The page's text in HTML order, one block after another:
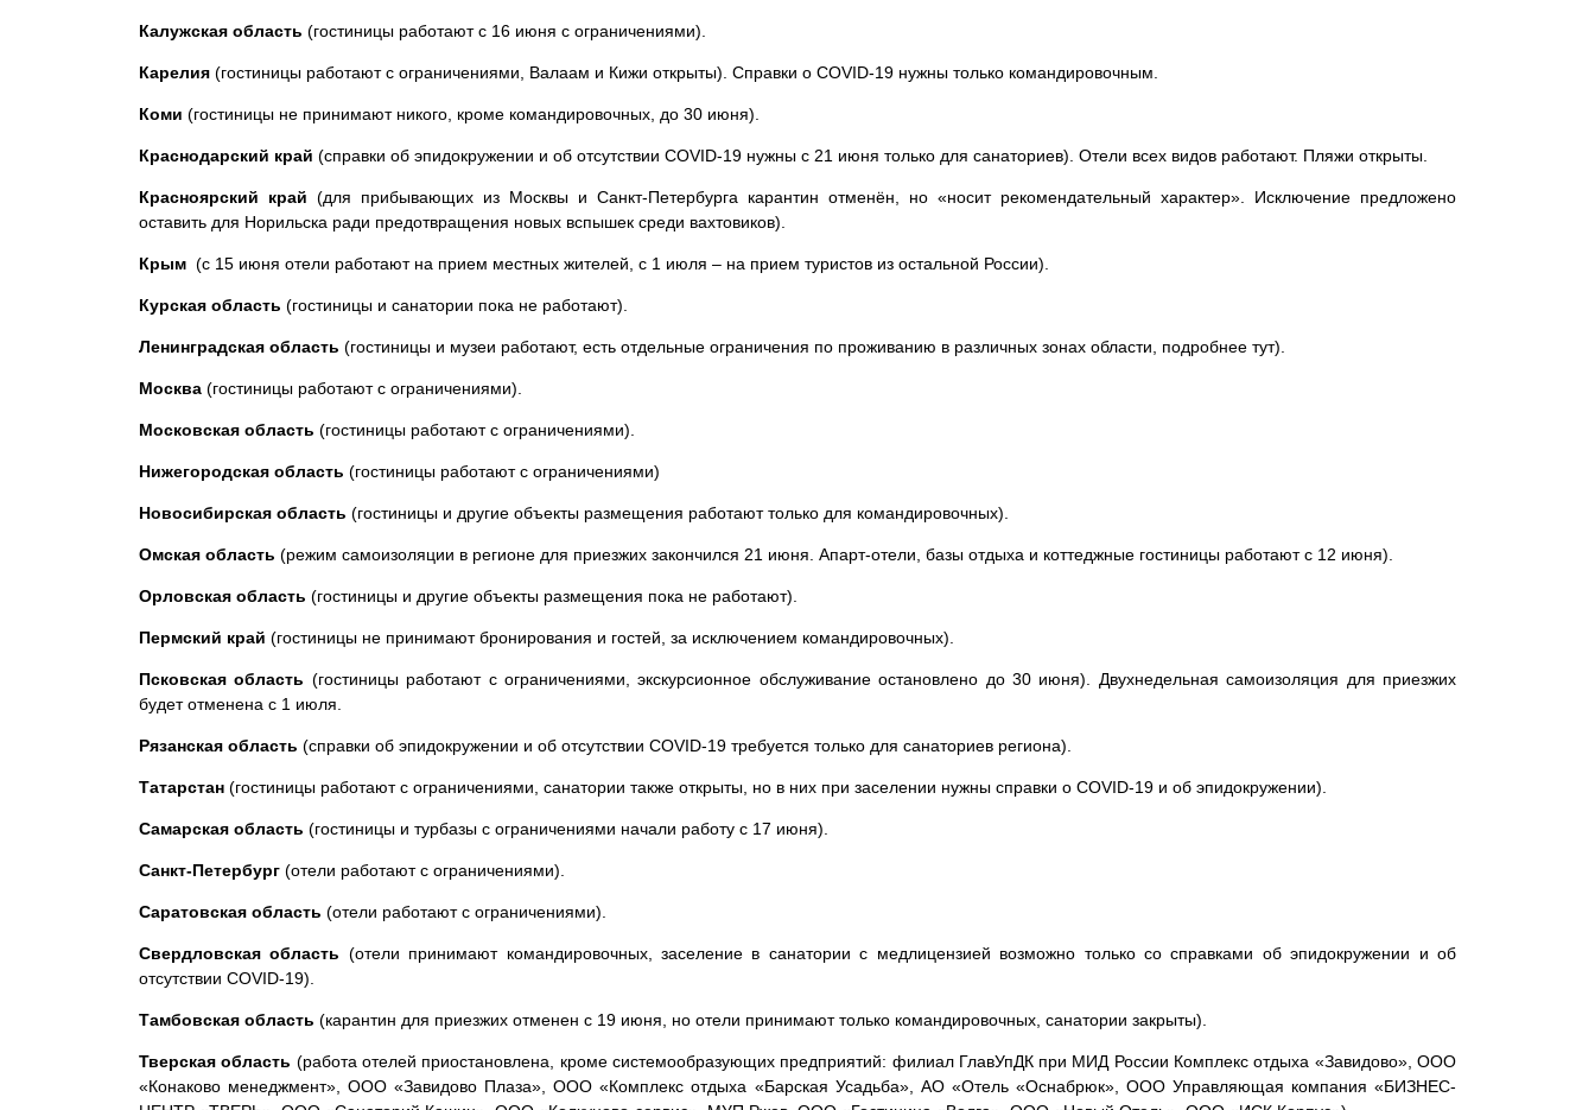
Калужская область (гостиницы работают с 16 июня с ограничениями).
Карелия (гостиницы работают с ограничениями, Валаам и Кижи открыты). Справки о COVID-19 нужны только командировочным.
Коми (гостиницы не принимают никого, кроме командировочных, до 30 июня).
Краснодарский край (справки об эпидокружении и об отсутствии COVID-19 нужны с 21 июня только для санаториев). Отели всех видов работают. Пляжи открыты.
Красноярский край (для прибывающих из Москвы и Санкт-Петербурга карантин отменён, но «носит рекомендательный характер». Исключение предложено
оставить для Норильска ради предотвращения новых вспышек среди вахтовиков).
Крым (с 15 июня отели работают на прием местных жителей, с 1 июля – на прием туристов из остальной России).
Курская область (гостиницы и санатории пока не работают).
Ленинградская область (гостиницы и музеи работают, есть отдельные ограничения по проживанию в различных зонах области, подробнее тут).
Москва (гостиницы работают с ограничениями).
Московская область (гостиницы работают с ограничениями).
Нижегородская область (гостиницы работают с ограничениями)
Новосибирская область (гостиницы и другие объекты размещения работают только для командировочных).
Омская область (режим самоизоляции в регионе для приезжих закончился 21 июня. Апарт-отели, базы отдыха и коттеджные гостиницы работают с 12 июня).
Орловская область (гостиницы и другие объекты размещения пока не работают).
Пермский край (гостиницы не принимают бронирования и гостей, за исключением командировочных).
Псковская область (гостиницы работают с ограничениями, экскурсионное обслуживание остановлено до 30 июня). Двухнедельная самоизоляция для приезжих
будет отменена с 1 июля.
Рязанская область (справки об эпидокружении и об отсутствии COVID-19 требуется только для санаториев региона).
Татарстан (гостиницы работают с ограничениями, санатории также открыты, но в них при заселении нужны справки о COVID-19 и об эпидокружении).
Самарская область (гостиницы и турбазы с ограничениями начали работу с 17 июня).
Санкт-Петербург (отели работают с ограничениями).
Саратовская область (отели работают с ограничениями).
Свердловская область (отели принимают командировочных, заселение в санатории с медлицензией возможно только со справками об эпидокружении и об
отсутствии COVID-19).
Тамбовская область (карантин для приезжих отменен с 19 июня, но отели принимают только командировочных, санатории закрыты).
Тверская область (работа отелей приостановлена, кроме системообразующих предприятий: филиал ГлавУпДК при МИД России Комплекс отдыха «Завидово», ООО
«Конаково менеджмент», ООО «Завидово Плаза», ООО «Комплекс отдыха «Барская Усадьба», АО «Отель «Оснабрюк», ООО Управляющая компания «БИЗНЕС-